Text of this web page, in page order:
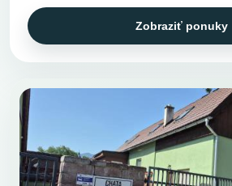
Zobraziť ponuky